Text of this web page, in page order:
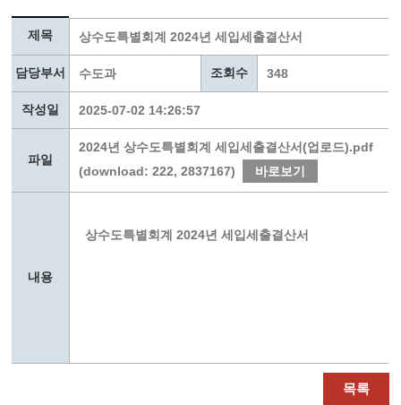
제목 상수도특별회계 2024년 세입세출결산서
담당부서 수도과 조회수 348
작성일 2025-07-02 14:26:57
파일
2024년 상수도특별회계 세입세출결산서(업로드).pdf
(download: 222, 2837167)
바로보기
내용
상수도특별회계 2024년 세입세출결산서
목록